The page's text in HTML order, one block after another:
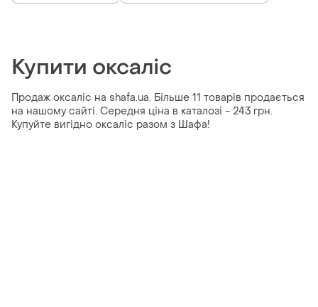
Купити оксаліс
Продаж оксаліс на shafa.ua. Більше 11 товарів продається
на нашому сайті. Середня ціна в каталозі - 243 грн.
Купуйте вигідно оксаліс разом з Шафа!